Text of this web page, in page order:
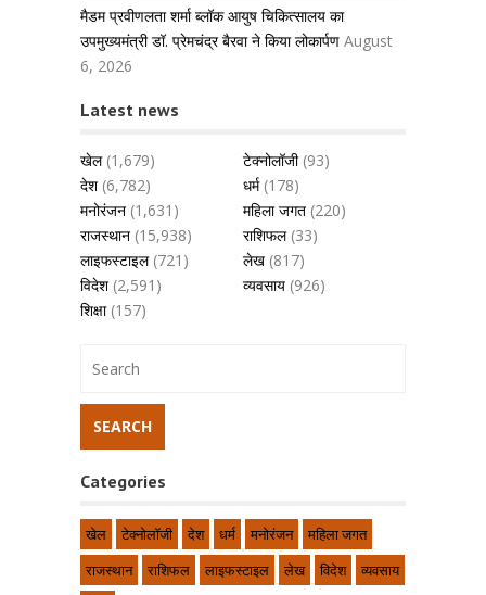
मैडम प्रवीणलता शर्मा ब्लॉक आयुष चिकित्सालय का
उपमुख्यमंत्री डॉ. प्रेमचंद्र बैरवा ने किया लोकार्पण August
6, 2026
Latest news
खेल(1,679) टेक्नोलॉजी(93)
देश(6,782) धर्म(178)
मनोरंजन (1,631) महिला जगत (220)
राजस्थान (15,938) राशिफल(33)
लाइफस्टाइल(721) लेख (817)
विदेश(2,591) व्यवसाय (926)
शिक्षा(157)
Categories
खेल टेक्नोलॉजी देश धर्म मनोरंजन
महिला जगत
राजस्थान
राशिफल लाइफस्टाइल लेख विदेश
व्यवसाय